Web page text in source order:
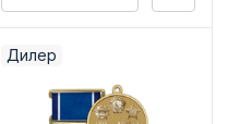
Дилер